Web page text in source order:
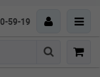
59-19
Пошук